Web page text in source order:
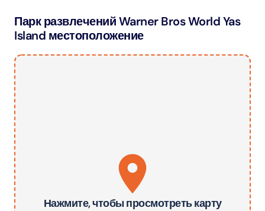
Парк развлечений Warner Bros World Yas
Island местоположение
Нажмите, чтобы просмотреть карту